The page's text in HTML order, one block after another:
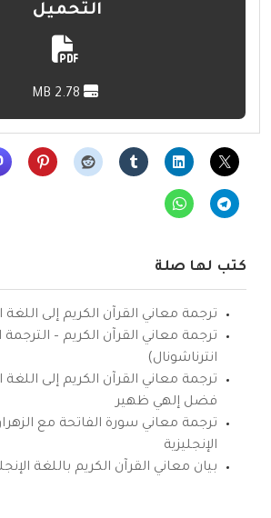
التحميل
كتب لها صلة
ترجمة معاني القرآن الكريم إلى اللغة
ترجمة معاني القرآن الكريم –
انترناشونال)
ترجمة معاني القرآن الكريم إلى اللغة
فضل إلهي ظهير
ترجمة معاني سورة الفاتحة مع
الإنجليزية
بيان معاني القرآن الكريم باللغة